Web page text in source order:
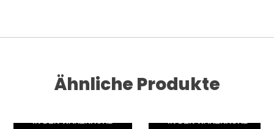
Ähnliche Produkte
IN DEN WARENKORB IN DEN WARENKORB